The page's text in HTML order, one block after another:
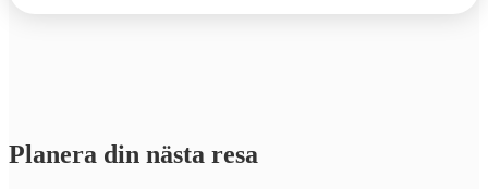
Planera din nästa resa